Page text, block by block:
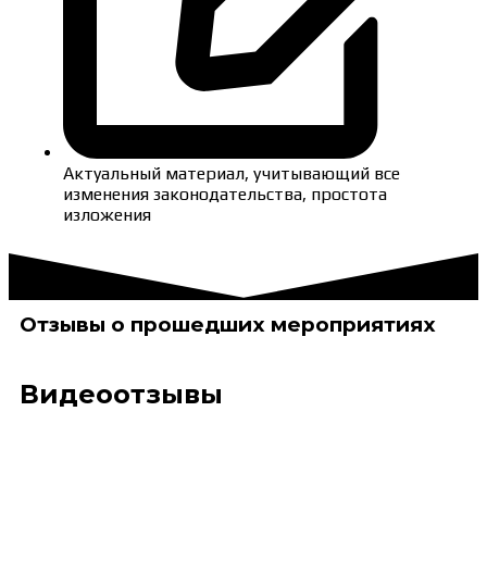
Актуальный материал, учитывающий все
изменения законодательства, простота
изложения
Отзывы о прошедших мероприятиях
Видеоотзывы